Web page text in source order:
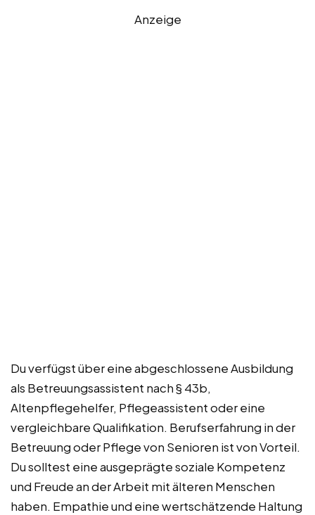
Anzeige
Du verfügst über eine abgeschlossene Ausbildung
als Betreuungsassistent nach § 43b,
Altenpflegehelfer, Pflegeassistent oder eine
vergleichbare Qualifikation. Berufserfahrung in der
Betreuung oder Pflege von Senioren ist von Vorteil.
Du solltest eine ausgeprägte soziale Kompetenz
und Freude an der Arbeit mit älteren Menschen
haben. Empathie und eine wertschätzende Haltung